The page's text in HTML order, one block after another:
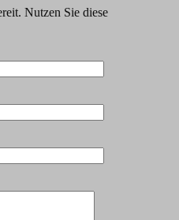
Nutzen Sie diese